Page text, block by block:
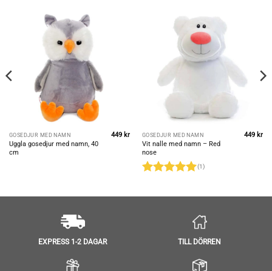
GOSEDJUR MED NAMN
Uggla gosedjur med namn, 40
cm
449 kr GOSEDJUR MED NAMN
Vit nalle med namn – Red
nose
(1)
449 kr
EXPRESS 1-2 DAGAR TILL DÖRREN